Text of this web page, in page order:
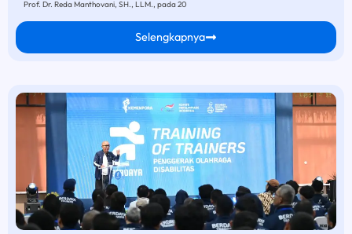
Prof. Dr. Reda Manthovani, SH., LLM., pada 20
Selengkapnya